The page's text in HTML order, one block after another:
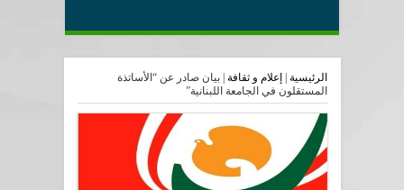
الرئيسية إعلام و ثقافة |بيان صادر عن “الأساتذة
المستقلون في الجامعة اللبنانية”